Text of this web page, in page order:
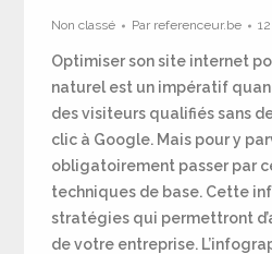
Non classé Par referenceur.be
Optimiser son site internet
naturel est un impératif
des visiteurs qualifiés sans
clic à Google. Mais pour y
obligatoirement passer par
techniques de base. Cette
stratégies qui permettront
de votre entreprise.